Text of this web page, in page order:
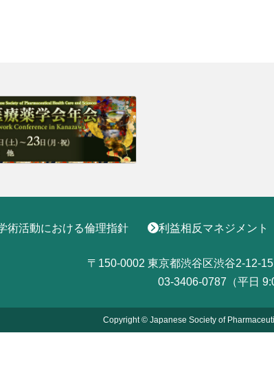
術活動における倫理指針 利益相反マネジメント
〒150-0002 東京都渋谷区渋谷2-12-15
03-3406-0787（平日
Copyright © Japanese Society of